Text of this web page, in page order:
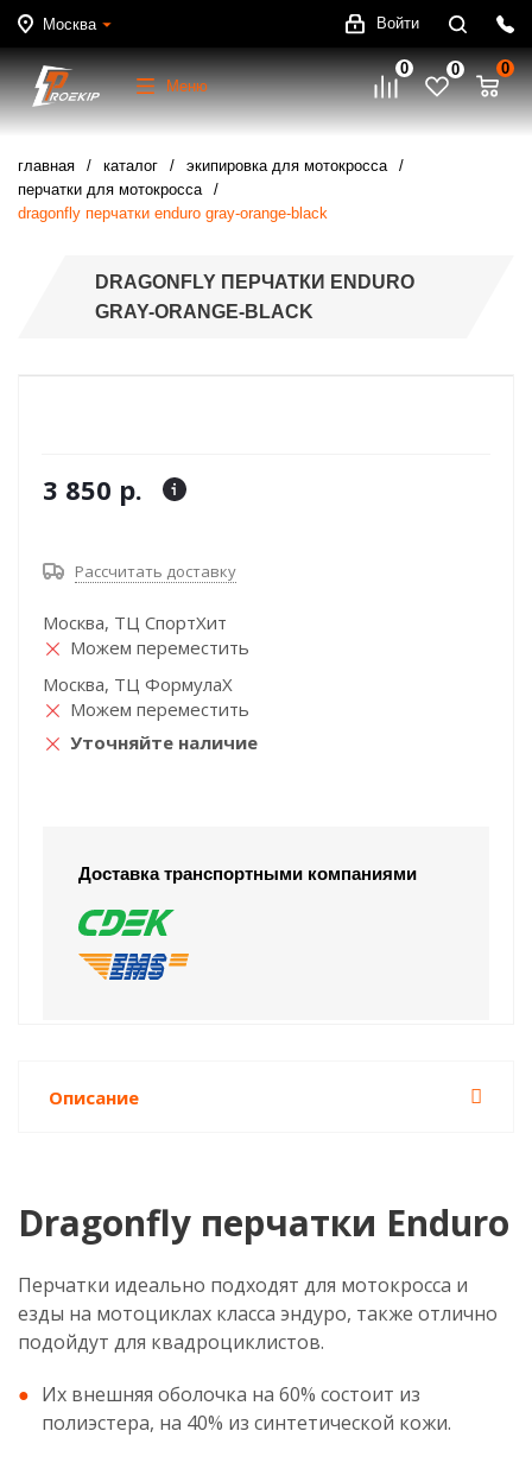
Москва Войти
Меню
0 0 0
главная каталог
экипировка для мотокросса
перчатки для мотокросса
dragonfly перчатки enduro gray-orange-black
DRAGONFLY ПЕРЧАТКИ ENDURO
GRAY-ORANGE-BLACK
3 850 р.
Рассчитать доставку
Москва, ТЦ СпортХит
Можем переместить
Москва, ТЦ ФормулаХ
Можем переместить
Уточняйте наличие
Доставка транспортными компаниями
Описание
Dragonfly перчатки Enduro
Перчатки идеально подходят для мотокросса и
езды на мотоциклах класса эндуро, также отлично
подойдут для квадроциклистов.
Их внешняя оболочка на 60% состоит из
полиэстера, на 40% из синтетической кожи.